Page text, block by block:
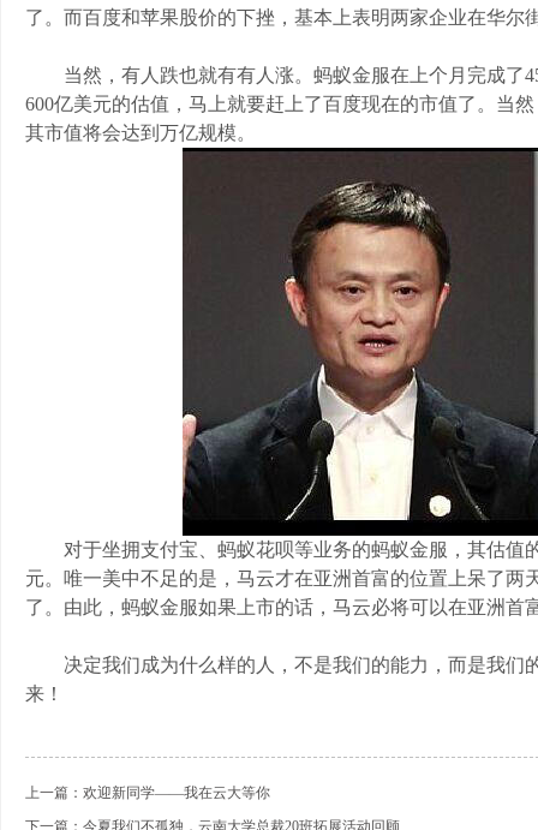
了。而百度和苹果股价的下挫，基本上表明两家企业在华尔
当然，有人跌也就有有人涨。蚂蚁金服在上个月完成了
600亿美元的估值，马上就要赶上了百度现在的市值了。当
其市值将会达到万亿规模。
对于坐拥支付宝、蚂蚁花呗等业务的蚂蚁金服，其估
元。唯一美中不足的是，马云才在亚洲首富的位置上呆了
了。由此，蚂蚁金服如果上市的话，马云必将可以在亚洲首
决定我们成为什么样的人，不是我们的能力，而是我
来！
上一篇：欢迎新同学——我在云大等你
下一篇：今夏我们不孤独，云南大学总裁20班拓展活动回顾